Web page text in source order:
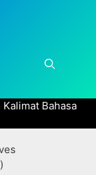
Bahasa